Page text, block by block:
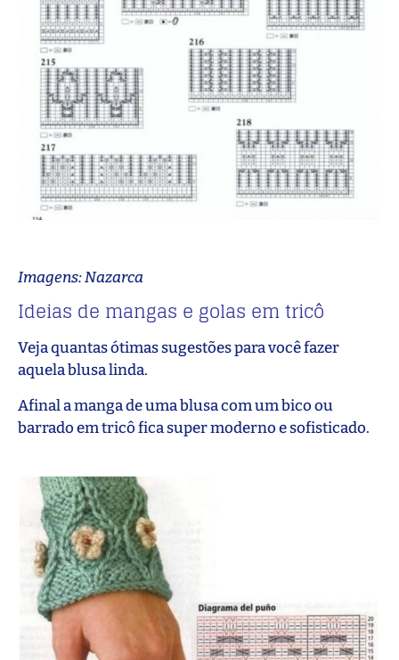
Imagens: Nazarca
Ideias de mangas e golas em tricô
Veja quantas ótimas sugestões para você fazer
aquela blusa linda.
Afinal a manga de uma blusa com um bico ou
barrado em tricô fica super moderno e sofisticado.